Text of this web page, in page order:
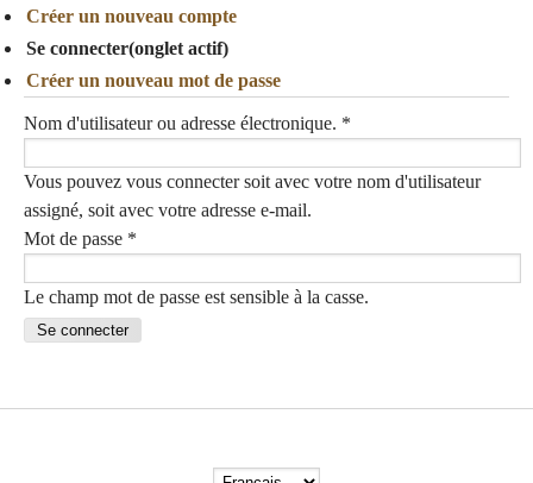
Créer un nouveau compte
Se connecter(onglet actif)
Créer un nouveau mot de passe
Nom d'utilisateur ou adresse électronique. *
Vous pouvez vous connecter soit avec votre nom d'utilisateur
assigné, soit avec votre adresse e-mail.
Mot de passe *
Le champ mot de passe est sensible à la casse.